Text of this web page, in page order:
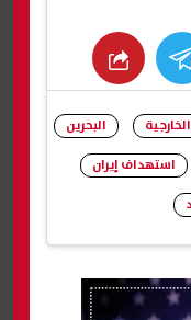
البحرين
استهداف إيران